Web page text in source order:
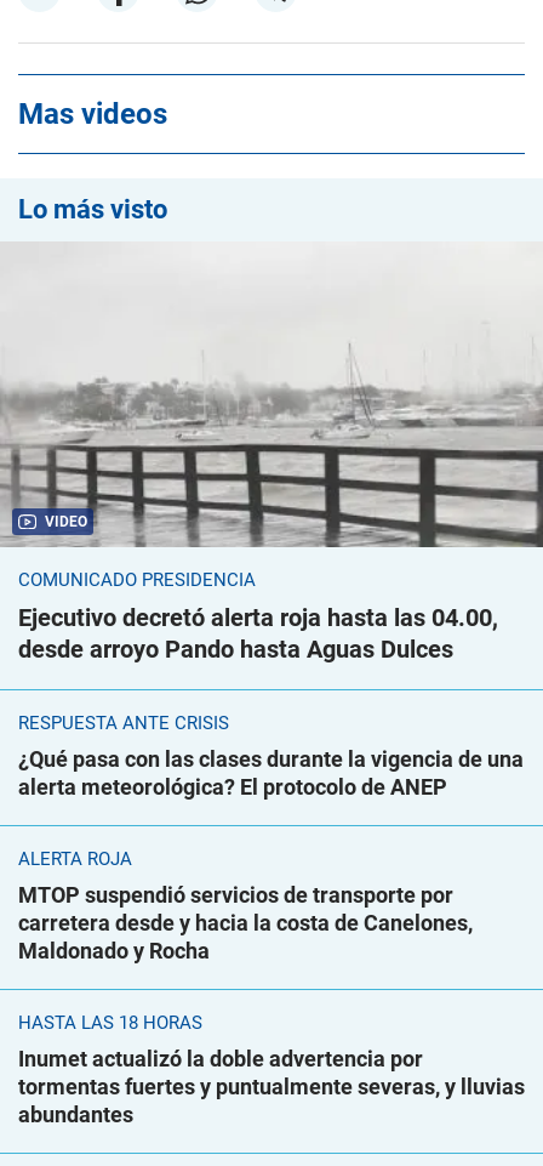
Mas videos
Lo más visto
VIDEO
COMUNICADO PRESIDENCIA
Ejecutivo decretó alerta roja hasta las 04.00,
desde arroyo Pando hasta Aguas Dulces
RESPUESTA ANTE CRISIS
¿Qué pasa con las clases durante la vigencia de una
alerta meteorológica? El protocolo de ANEP
ALERTA ROJA
MTOP suspendió servicios de transporte por
carretera desde y hacia la costa de Canelones,
Maldonado y Rocha
HASTA LAS 18 HORAS
Inumet actualizó la doble advertencia por
tormentas fuertes y puntualmente severas, y lluvias
abundantes